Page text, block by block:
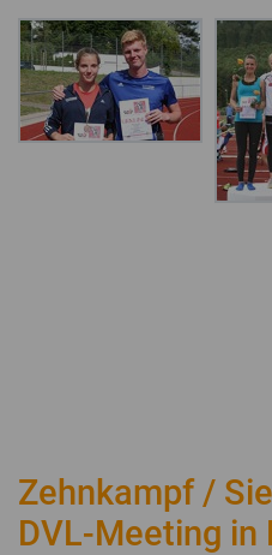
Zehnkampf /
DVL-Meeting in